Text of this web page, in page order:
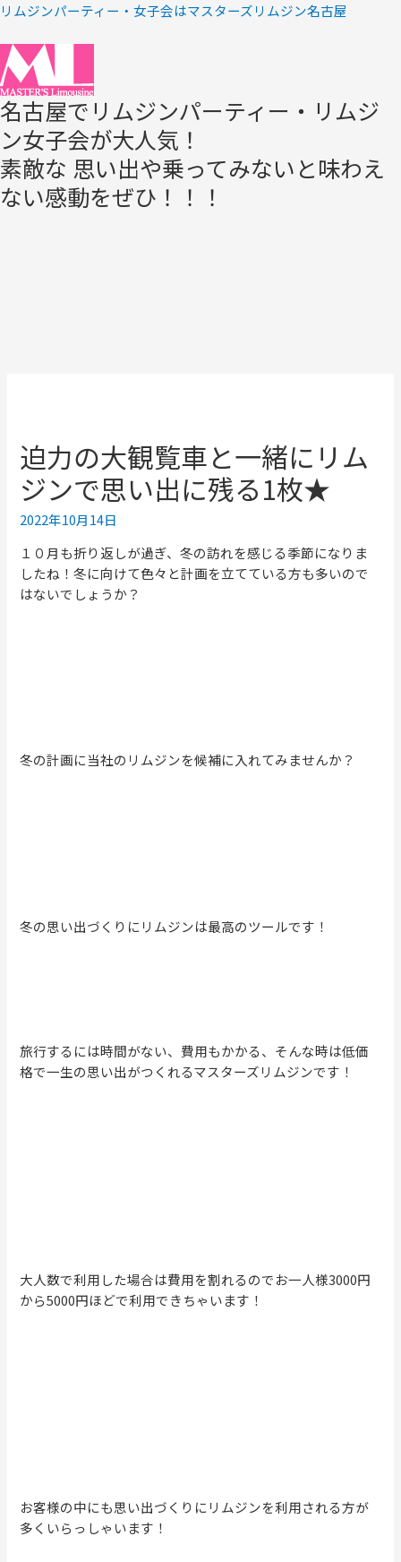
リムジンパーティー・女子会はマスターズリムジン名古屋
名古屋でリムジンパーティー・リムジ
ン女子会が大人気！
素敵な 思い出や乗ってみないと味わえ
ない感動をぜひ！！！
迫力の大観覧車と一緒にリム
ジンで思い出に残る1枚★
2022年10月14日
１０月も折り返しが過ぎ、冬の訪れを感じる季節になりま
したね！冬に向けて色々と計画を立てている方も多いので
はないでしょうか？
冬の計画に当社のリムジンを候補に入れてみませんか？
冬の思い出づくりにリムジンは最高のツールです！
旅行するには時間がない、費用もかかる、そんな時は低価
格で一生の思い出がつくれるマスターズリムジンです！
大人数で利用した場合は費用を割れるのでお一人様3000円
から5000円ほどで利用できちゃいます！
お客様の中にも思い出づくりにリムジンを利用される方が
多くいらっしゃいます！